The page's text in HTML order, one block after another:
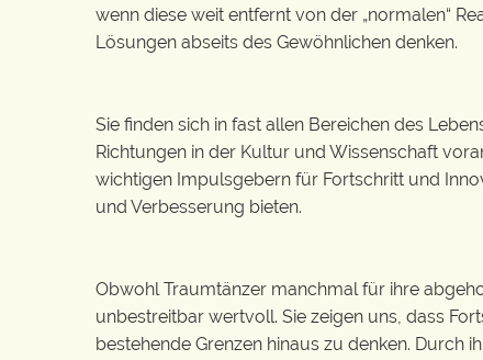
wenn diese weit entfernt von der „normalen“
Lösungen abseits des Gewöhnlichen denken.
Sie finden sich in fast allen Bereichen des
Richtungen in der Kultur und Wissenschaft
wichtigen Impulsgebern für Fortschritt und
und Verbesserung bieten.
Obwohl Traumtänzer manchmal für ihre
unbestreitbar wertvoll. Sie zeigen uns, dass
bestehende Grenzen hinaus zu denken. Durch